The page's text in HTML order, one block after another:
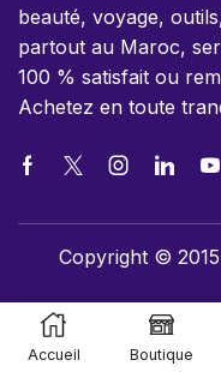
beauté, voyage,
partout au Maroc,
100 % satisfait ou
Achetez en toute
Copyright ©
Accueil Boutique